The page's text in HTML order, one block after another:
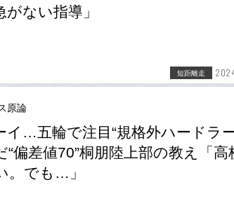
ない指導」
短距離走
原論
…五輪で注目“規格外ハードラ
偏差値70”桐朋陸上部の教え「高
。でも…」